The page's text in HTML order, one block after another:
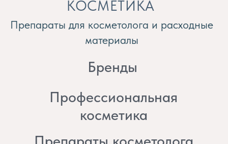
8 (982) 297 07 97
Профессиональная
Препараты косметолога
Доставка